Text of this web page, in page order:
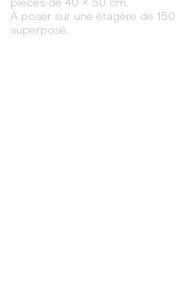
pièces de 40 x 50 cm.
À poser sur une étagère de
superposé.